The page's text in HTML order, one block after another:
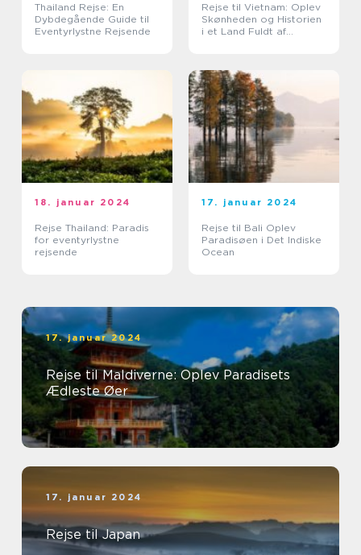
Thailand Rejse: En
Dybdegående Guide til
Eventyrlystne Rejsende
Rejse til Vietnam: Oplev
Skønheden og Historien
i et Land Fuldt af
18. januar 2024
Rejse Thailand: Paradis
for eventyrlystne
rejsende
17. januar 2024
Rejse til Bali Oplev
Paradisøen i Det Indiske
Ocean
17. januar 2024
Rejse til Maldiverne: Oplev Paradisets
Ædleste Øer
17. januar 2024
Rejse til Japan